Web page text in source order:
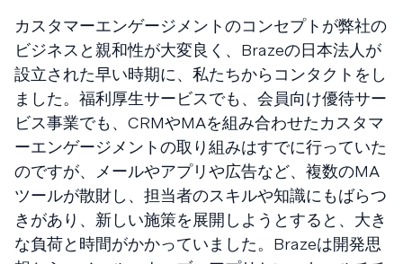
カスタマーエンゲージメントのコンセプトが弊社の
ビジネスと親和性が大変良く、Brazeの日本法人が
設立された早い時期に、私たちからコンタクトをし
ました。福利厚生サービスでも、会員向け優待サー
ビス事業でも、CRMやMAを組み合わせたカスタマ
ーエンゲージメントの取り組みはすでに行っていた
のですが、メールやアプリや広告など、複数のMA
ツールが散財し、担当者のスキルや知識にもばらつ
きがあり、新しい施策を展開しようとすると、大き
な負荷と時間がかかっていました。Brazeは開発思